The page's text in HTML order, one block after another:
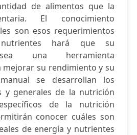
de alimentos que la
El conocimiento
son esos requerimientos
hará que su
una herramienta
su rendimiento y su
se desarrollan los
y generales de la nutrición
de la nutrición
conocer cuáles son
de energía y nutrientes